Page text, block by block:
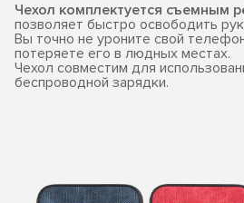
Чехол комплектуется съемным
позволяет быстро освободить
Вы точно не уроните свой
потеряете его в людных местах.
Чехол совместим для
беспроводной зарядки.